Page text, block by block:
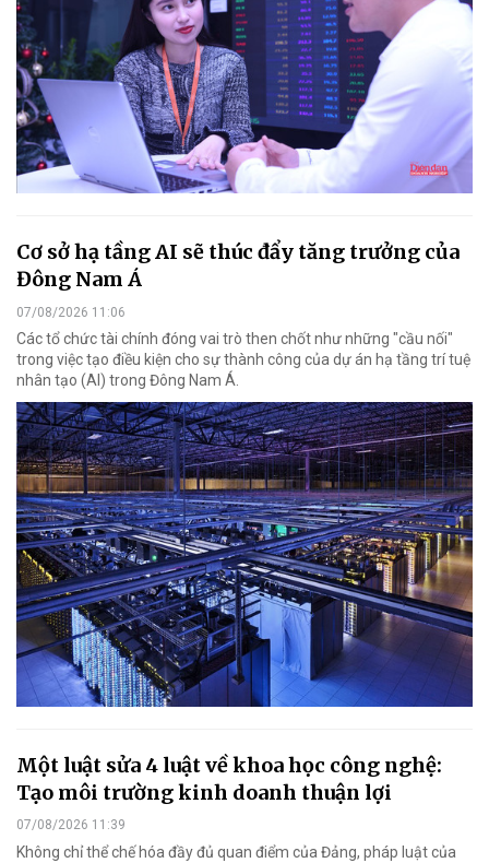
Cơ sở hạ tầng AI sẽ thúc đẩy tăng trưởng của
Đông Nam Á
07/08/2026 11:06
Các tổ chức tài chính đóng vai trò then chốt như những "cầu nối"
trong việc tạo điều kiện cho sự thành công của dự án hạ tầng trí tuệ
nhân tạo (AI) trong Đông Nam Á.
Một luật sửa 4 luật về khoa học công nghệ:
Tạo môi trường kinh doanh thuận lợi
07/08/2026 11:39
Không chỉ thể chế hóa đầy đủ quan điểm của Đảng, pháp luật của